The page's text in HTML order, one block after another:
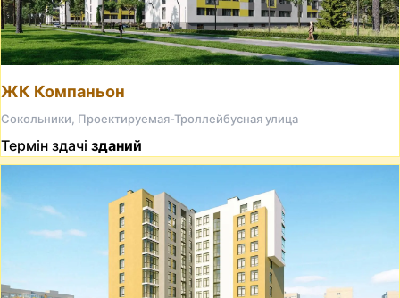
ЖК Компаньон
Сокольники, Проектируемая-Троллейбусная улица
Термін здачі зданий